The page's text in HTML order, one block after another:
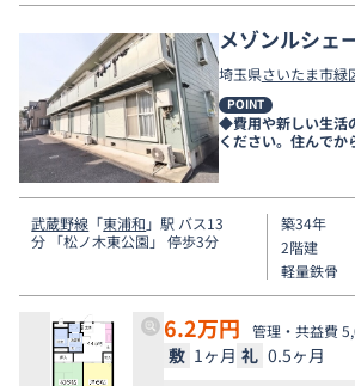
メゾンルシェ
埼玉県さいたま市緑
POINT
◆費用や新しい生活
ください。住んでか
武蔵野線 「東浦和 」駅 バス13
分 「松ノ木東公園」 停歩3分
築34年
2階建
軽量鉄骨
6.2万円 管理・共益費
敷 1ヶ月 礼 0.5ヶ月